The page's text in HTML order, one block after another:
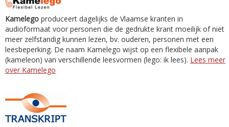
Kamelego produceert dagelijks de Vlaamse kranten in
audioformaat voor personen die de gedrukte krant moeilijk of niet
meer zelfstandig kunnen lezen, bv. ouderen, personen met een
leesbeperking. De naam Kamelego wijst op een flexibele aanpak
(kameleon) van verschillende leesvormen (lego: ik lees). Lees meer
over Kamelego